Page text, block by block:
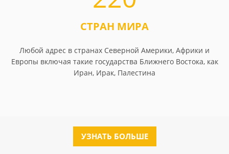
СТРАН МИРА
Любой адрес в странах Северной Америки, Африки и
Европы включая такие государства Ближнего Востока, как
Иран, Ирак, Палестина
УЗНАТЬ БОЛЬШЕ